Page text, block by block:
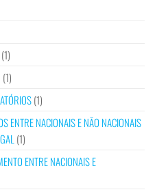
(1)
(1)
(1)
ENTRE NACIONAIS E NÃO NACIONAIS
(1)
ENTRE NACIONAIS E